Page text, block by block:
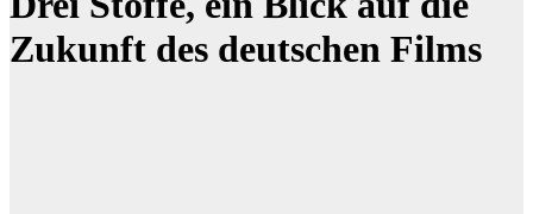
Zukunft des deutschen Films